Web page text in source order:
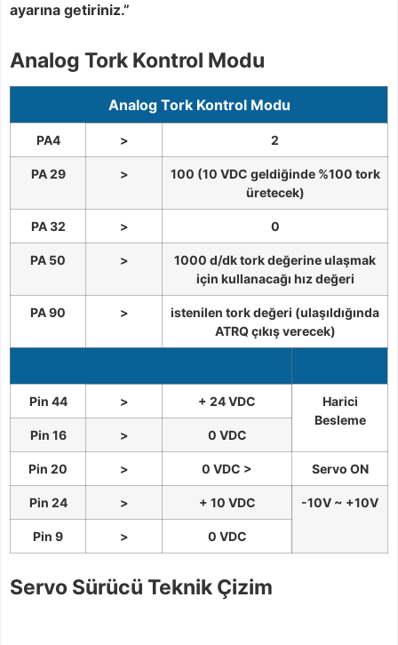
ayarına getiriniz.”
Analog Tork Kontrol Modu
Analog Tork Kontrol Modu
PA4 > 2
PA 29 >
100 (10 VDC geldiğinde %100 tork
üretecek)
PA 32 > 0
PA 50 >
1000 d/dk tork değerine ulaşmak
için kullanacağı hız değeri
PA 90 >
istenilen tork değeri (ulaşıldığında
ATRQ çıkış verecek)
Pin 44 > + 24 VDC
Harici
Besleme
Pin 16
> 0 VDC
Pin 20 > 0 VDC > Servo ON
Pin 24 > + 10 VDC -10V ~ +10V
Pin 9 > 0 VDC
Servo Sürücü Teknik Çizim